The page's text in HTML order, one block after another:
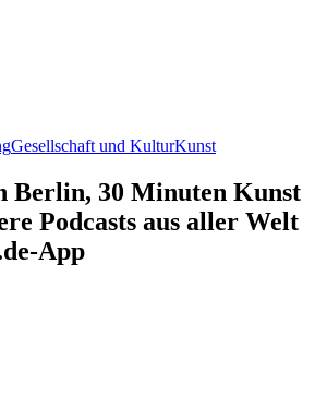
Gesellschaft und KulturKunst
Berlin, 30 Minuten Kunst
Podcasts aus aller Welt
App